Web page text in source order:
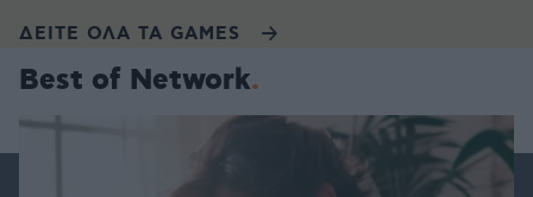
ΔΕΙΤΕ ΟΛΑ ΤΑ GAMES
Best of Network